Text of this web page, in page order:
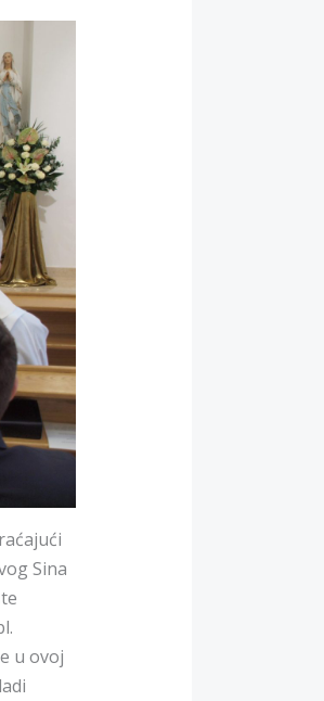
Sina
u ovoj